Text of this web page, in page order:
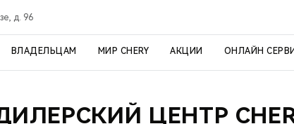
д. 96
ВЛАДЕЛЬЦАМ МИР CHERY АКЦИИ ОНЛАЙН
ЦЕНТР